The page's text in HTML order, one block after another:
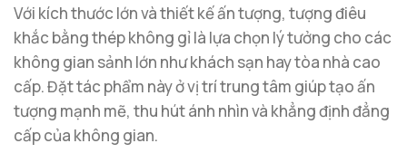
Với kích thước lớn và thiết kế ấn tượng, tượng điêu
khắc bằng thép không gỉ là lựa chọn lý tưởng cho các
không gian sảnh lớn như khách sạn hay tòa nhà cao
cấp. Đặt tác phẩm này ở vị trí trung tâm giúp tạo ấn
tượng mạnh mẽ, thu hút ánh nhìn và khẳng định đẳng
cấp của không gian.